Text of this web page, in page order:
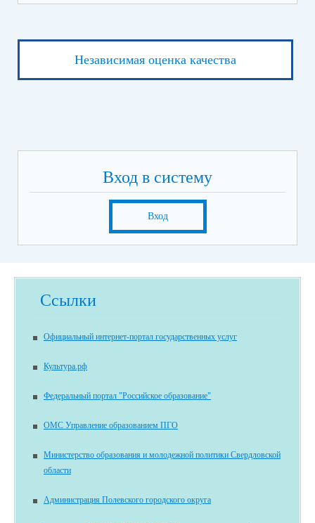
Независимая оценка качества
Вход в систему
Вход
Ссылки
Официальный интернет-портал государственных услуг
Культура.рф
Федеральный портал "Российское образование"
ОМС Управление образованием ПГО
Министерство образования и молодежной политики Свердловской
области
Администрация Полевского городского округа